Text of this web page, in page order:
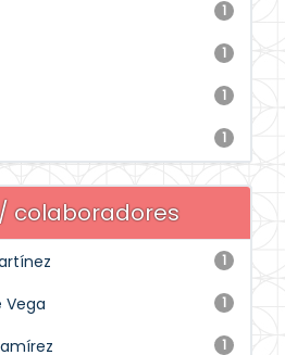
1
1
1
1
colaboradores
1
1
Vega
1